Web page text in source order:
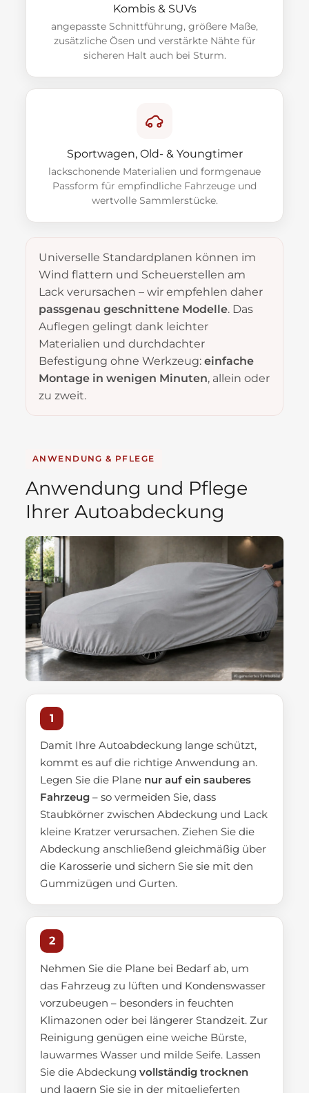
Kombis & SUVs
angepasste Schnittführung, größere Maße,
zusätzliche Ösen und verstärkte Nähte für
sicheren Halt auch bei Sturm.
Sportwagen, Old- & Youngtimer
lackschonende Materialien und formgenaue
Passform für empfindliche Fahrzeuge und
wertvolle Sammlerstücke.
Universelle Standardplanen können im
Wind flattern und Scheuerstellen am
Lack verursachen – wir empfehlen daher
passgenau geschnittene Modelle. Das
Auflegen gelingt dank leichter
Materialien und durchdachter
Befestigung ohne Werkzeug: einfache
Montage in wenigen Minuten, allein oder
zu zweit.
ANWENDUNG & PFLEGE
Anwendung und Pflege
Ihrer Autoabdeckung
1
Damit Ihre Autoabdeckung lange schützt,
kommt es auf die richtige Anwendung an.
Legen Sie die Plane nur auf ein sauberes
Fahrzeug – so vermeiden Sie, dass
Staubkörner zwischen Abdeckung und Lack
kleine Kratzer verursachen. Ziehen Sie die
Abdeckung anschließend gleichmäßig über
die Karosserie und sichern Sie sie mit den
Gummizügen und Gurten.
2
Nehmen Sie die Plane bei Bedarf ab, um
das Fahrzeug zu lüften und Kondenswasser
vorzubeugen – besonders in feuchten
Klimazonen oder bei längerer Standzeit. Zur
Reinigung genügen eine weiche Bürste,
lauwarmes Wasser und milde Seife. Lassen
Sie die Abdeckung vollständig trocknen
und lagern Sie sie in der mitgelieferten